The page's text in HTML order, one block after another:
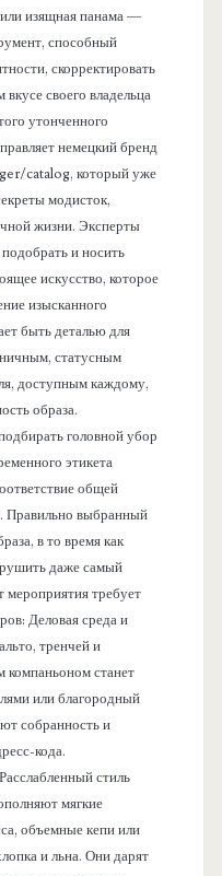
изящная панама —
способный
скорректировать
своего владельца
утонченного
немецкий бренд
catalog, который уже
модисток,
жизни. Эксперты
и носить
искусство, которое
изысканного
быть деталью для
статусным
доступным каждому,
образа.
головной убор
этикета
общей
Правильно выбранный
в то время как
даже самый
требует
Деловая среда и
тренчей и
компаньоном станет
или благородный
собранность и
кода.
стиль
мягкие
объемные кепи или
и льна. Они дарят